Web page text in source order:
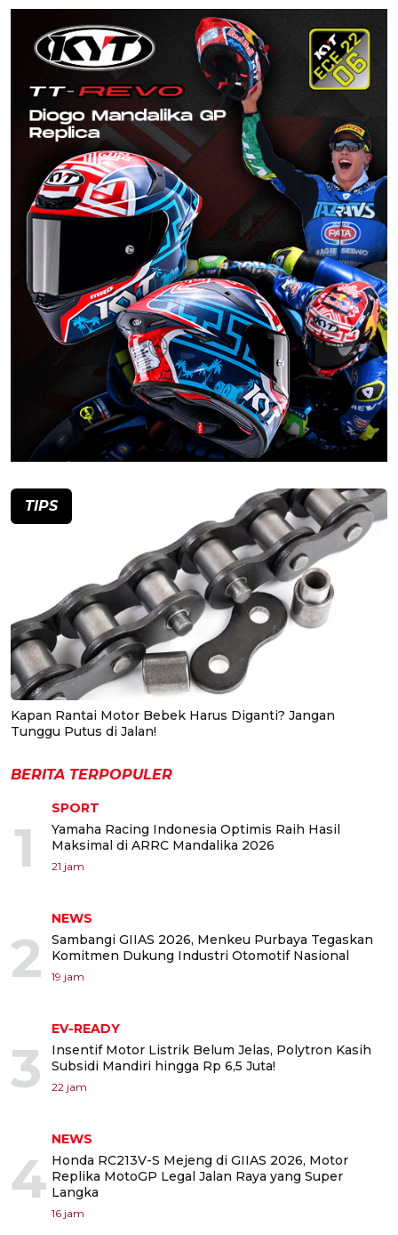
TIPS
Kapan Rantai Motor Bebek Harus Diganti? Jangan
Tunggu Putus di Jalan!
BERITA TERPOPULER
1
SPORT
Yamaha Racing Indonesia Optimis Raih Hasil
Maksimal di ARRC Mandalika 2026
21 jam
2
NEWS
Sambangi GIIAS 2026, Menkeu Purbaya Tegaskan
Komitmen Dukung Industri Otomotif Nasional
19 jam
3
EV-READY
Insentif Motor Listrik Belum Jelas, Polytron Kasih
Subsidi Mandiri hingga Rp 6,5 Juta!
22 jam
4
NEWS
Honda RC213V-S Mejeng di GIIAS 2026, Motor
Replika MotoGP Legal Jalan Raya yang Super
Langka
16 jam